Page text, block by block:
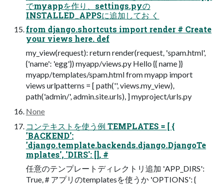
でmyappを作り、settings.pyの
INSTALLED_APPSに追加してお く
from django.shortcuts import render # Create
your views here. def
my_view(request): return render(request, 'spam.html',
{'name': 'egg'}) myapp/views.py Hello {{ name }}
myapp/templates/spam.html from myapp import
views urlpatterns = [ path('', views.my_view),
path('admin/', admin.site.urls), ] myproject/urls.py
None
コンテキストを使う例 TEMPLATES = [ {
'BACKEND':
'django.template.backends.django.DjangoTe
mplates', 'DIRS': [], #
任意のテンプレートディレクトリ追加 'APP_DIRS':
True, # アプリのtemplatesを使うか 'OPTIONS': {